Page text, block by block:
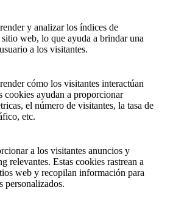
y analizar los índices de
web, lo que ayuda a brindar una
a los visitantes.
cómo los visitantes interactúan
cookies ayudan a proporcionar
el número de visitantes, la tasa de
etc.
a los visitantes anuncios y
relevantes. Estas cookies rastrean a
web y recopilan información para
personalizados.